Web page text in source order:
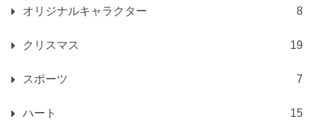
オリジナルキャラクター 8
クリスマス 19
スポーツ 7
ハート 15